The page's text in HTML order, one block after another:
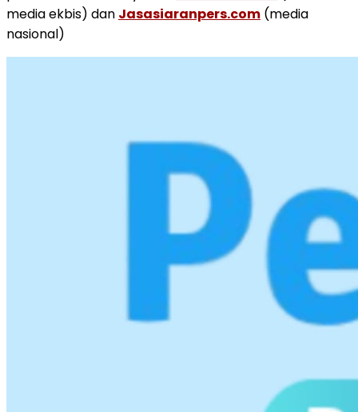
media ekbis) dan Jasasiaranpers.com (media
nasional)